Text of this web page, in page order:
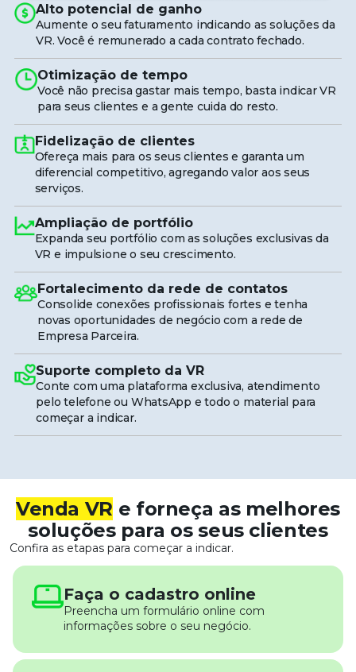
Alto potencial de ganho
Aumente o seu faturamento indicando as soluções da
VR. Você é remunerado a cada contrato fechado.
Otimização de tempo
Você não precisa gastar mais tempo, basta indicar VR
para seus clientes e a gente cuida do resto.
Fidelização de clientes
Ofereça mais para os seus clientes e garanta um
diferencial competitivo, agregando valor aos seus
serviços.
Ampliação de portfólio
Expanda seu portfólio com as soluções exclusivas da
VR e impulsione o seu crescimento.
Fortalecimento da rede de contatos
Consolide conexões profissionais fortes e tenha
novas oportunidades de negócio com a rede de
Empresa Parceira.
Suporte completo da VR
Conte com uma plataforma exclusiva, atendimento
pelo telefone ou WhatsApp e todo o material para
começar a indicar.
Venda VR e forneça as melhores
soluções para os seus clientes
Confira as etapas para começar a indicar.
Faça o cadastro online
Preencha um formulário online com
informações sobre o seu negócio.